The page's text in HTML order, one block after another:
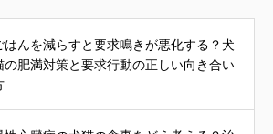
はんを減らすと要求鳴きが悪化する？犬
の肥満対策と要求行動の正しい向き合い